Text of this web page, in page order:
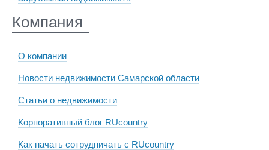
Компания
О компании
Новости недвижимости Самарской области
Статьи о недвижимости
Корпоративный блог RUcountry
Как начать сотрудничать с RUcountry